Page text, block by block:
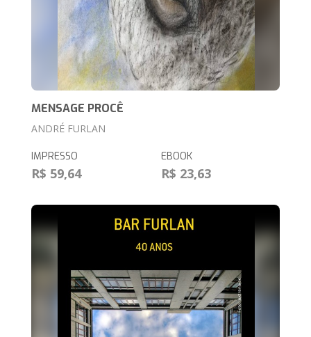
MENSAGE PROCÊ
ANDRÉ FURLAN
IMPRESSO
R$ 59,64
EBOOK
R$ 23,63